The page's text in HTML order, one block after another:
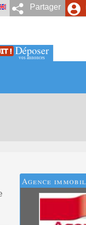
Partager
Déposer
vos annonces
Agence